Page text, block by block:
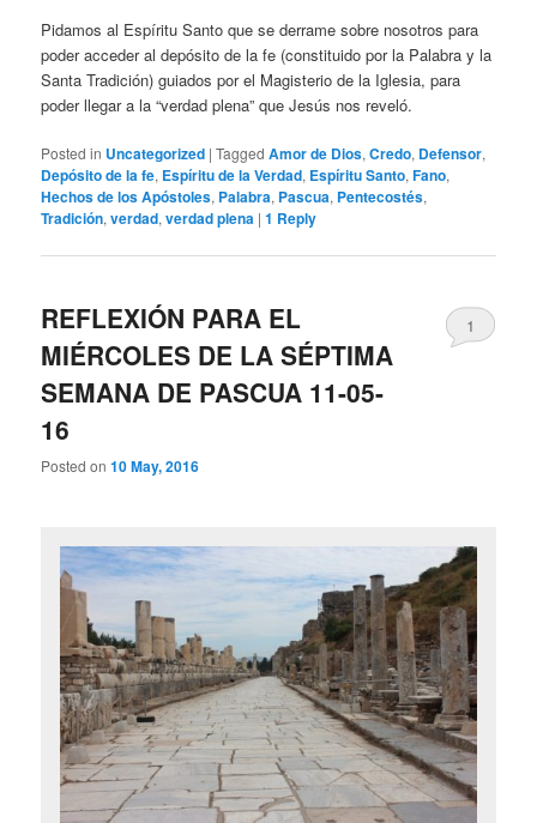
Pidamos al Espíritu Santo que se derrame sobre nosotros para
poder acceder al depósito de la fe (constituido por la Palabra y la
Santa Tradición) guiados por el Magisterio de la Iglesia, para
poder llegar a la “verdad plena” que Jesús nos reveló.
Posted in Uncategorized |Tagged Amor de Dios,Credo, Defensor,
Depósito de la fe, Espíritu de la Verdad, Espíritu Santo,Fano,
Hechos de los Apóstoles, Palabra, Pascua, Pentecostés,
Tradición,verdad,verdad plena |1 Reply
REFLEXIÓN PARA EL
MIÉRCOLES DE LA SÉPTIMA
SEMANA DE PASCUA 11-05-
16
Posted on10 May, 2016
1